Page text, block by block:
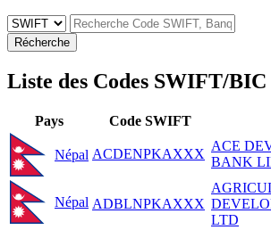
Récherche
Liste des Codes SWIFT/BIC
Pays Code SWIFT
Népal ACDENPKAXXX
ACE
BANK
Népal ADBLNPKAXXX
LTD